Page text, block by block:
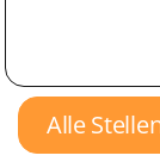
Alle